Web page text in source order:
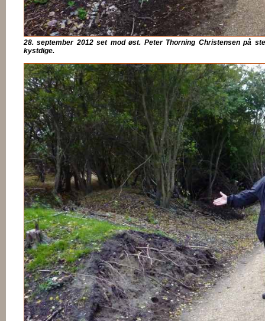
28. september 2012 set mod øst. Peter Thorning Christensen på
kystdige.